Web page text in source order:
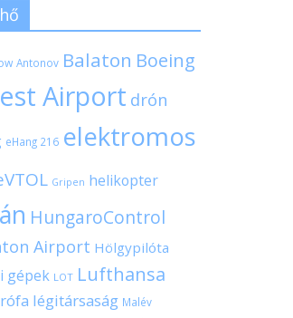
Antonov Balaton Boeing
Airport drón
eHang 216 elektromos
Gripen helikopter
HungaroControl
Airport Hölgypilóta
gépek LOT Lufthansa
légitársaság Malév